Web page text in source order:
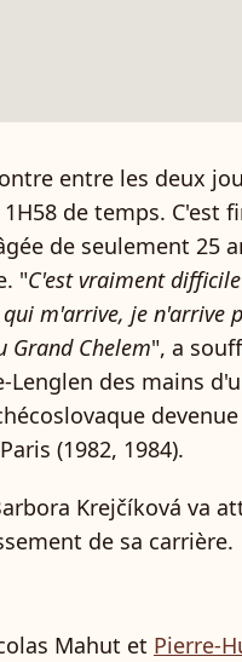
entre les deux
de temps. C'est
de seulement 25
"C'est vraiment
m'arrive, je n'arrive
Grand Chelem", a
Lenglen des mains
(1982, 1984).
Krejčíková va
de sa carrière.
Mahut et Pierre-